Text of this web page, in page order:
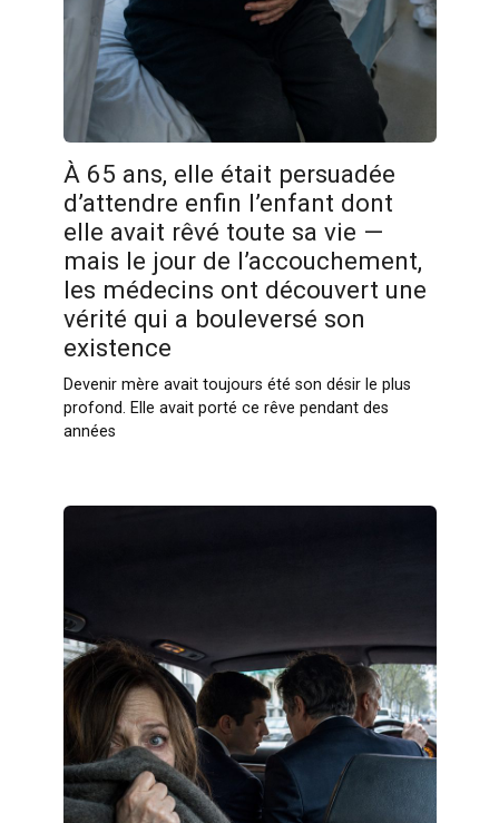
À 65 ans, elle était persuadée
d’attendre enfin l’enfant dont
elle avait rêvé toute sa vie —
mais le jour de l’accouchement,
les médecins ont découvert une
vérité qui a bouleversé son
existence
Devenir mère avait toujours été son désir le plus
profond. Elle avait porté ce rêve pendant des
années